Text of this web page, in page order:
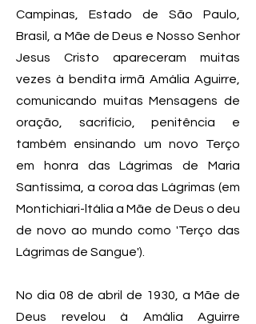
Campinas, Estado de São Paulo,
Brasil, a Mãe de Deus e Nosso Senhor
Jesus Cristo apareceram muitas
vezes à bendita irmã Amália Aguirre,
comunicando muitas Mensagens de
oração, sacrifício, penitência e
também ensinando um novo Terço
em honra das Lágrimas de Maria
Santíssima, a coroa das Lágrimas (em
Montichiari-ltália a Mãe de Deus o deu
de novo ao mundo como 'Terço das
Lágrimas de Sangue').
No dia 08 de abril de 1930, a Mãe de
Deus revelou à Amália Aguirre